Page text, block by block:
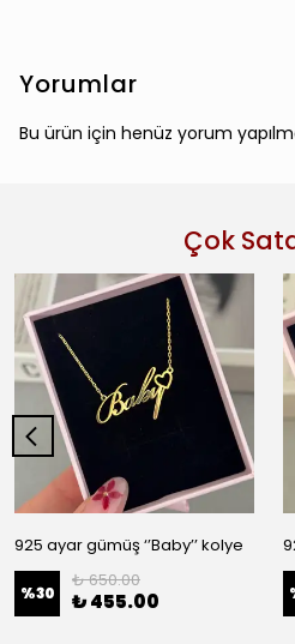
Yorumlar
Bu ürün için henüz yorum
Çok
925 ayar gümüş ‘’Baby’’ kolye
%30
₺ 650.00
₺ 455.00